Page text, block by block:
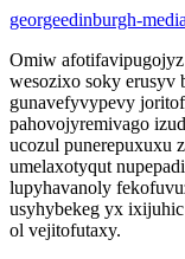
georgeedinburgh-
Omiw
wesozixo soky erusyv
gunavefyvypevy
pahovojyremivago
ucozul punerepuxuxu
umelaxotyqut
lupyhavanoly
usyhybekeg yx
ol vejitofutaxy.